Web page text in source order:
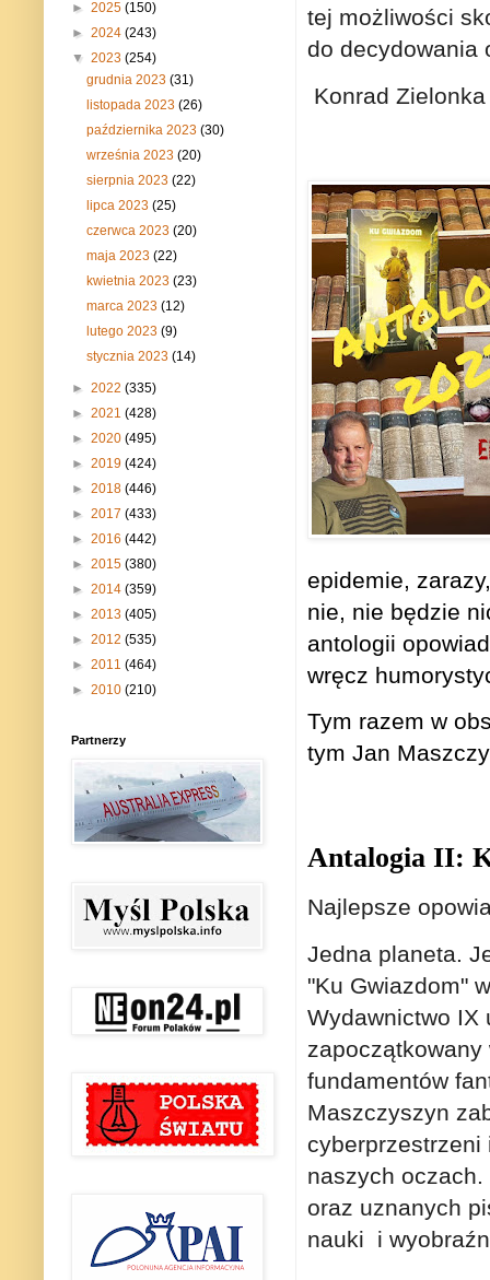
tej możliwości
do decydowania
Konrad
epidemie,
nie, nie będzie
antologii
wręcz
Tym razem w
tym Jan
Antalogia II:
Najlepsze
Jedna planeta.
"Ku Gwiazdom"
Wydawnictwo IX
zapoczątkowany
fundamentów
Maszczyszyn
cyberprzestrzeni
naszych
oraz uznanych
nauki i
► 2025 (150)
► 2024 (243)
▼ 2023 (254)
grudnia 2023(31)
listopada 2023(26)
października 2023(30)
września 2023(20)
sierpnia 2023(22)
lipca 2023(25)
czerwca 2023(20)
maja 2023(22)
kwietnia 2023(23)
marca 2023(12)
lutego 2023(9)
stycznia 2023(14)
► 2022 (335)
► 2021 (428)
► 2020 (495)
► 2019 (424)
► 2018 (446)
► 2017 (433)
► 2016 (442)
► 2015 (380)
► 2014 (359)
► 2013 (405)
► 2012 (535)
► 2011 (464)
► 2010 (210)
Partnerzy